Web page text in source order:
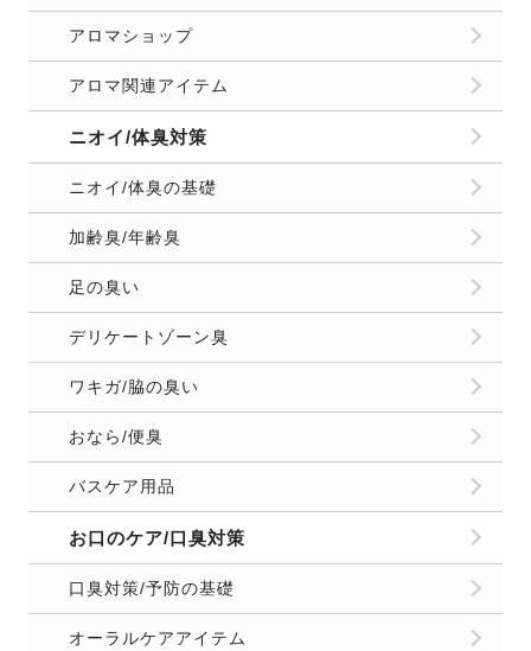
アロマショップ
アロマ関連アイテム
ニオイ/体臭対策
ニオイ/体臭の基礎
加齢臭/年齢臭
足の臭い
デリケートゾーン臭
ワキガ/脇の臭い
おなら/便臭
バスケア用品
お口のケア/口臭対策
口臭対策/予防の基礎
オーラルケアアイテム